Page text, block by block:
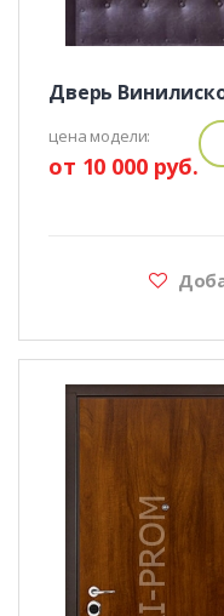
Дверь
цена модели:
от 10 000 руб.